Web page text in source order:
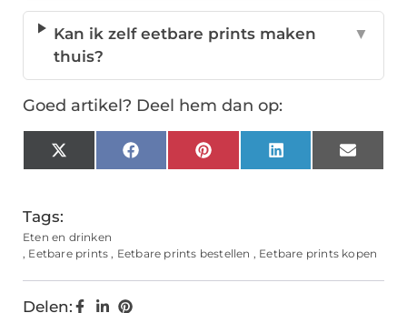
Kan ik zelf eetbare prints maken
thuis?
▼
Goed artikel? Deel hem dan op:
X
(Twitter)
FacebookPinterestLinkedInEmail
Tags:
Eten en drinken
, Eetbare prints , Eetbare prints bestellen , Eetbare prints kopen
Delen: